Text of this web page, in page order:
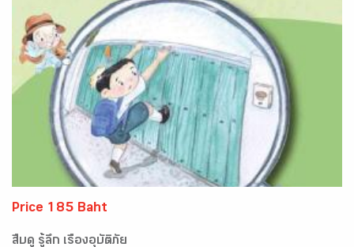
Price 185 Baht
สืบดู รู้ลึก เรื่องอุบัติภัย